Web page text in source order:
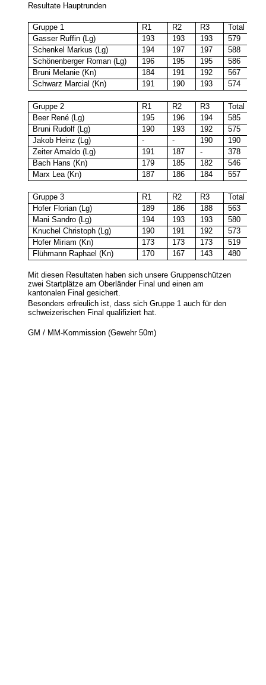
Resultate Hauptrunden
Gruppe 1 R1 R2 R3
Total
Gasser Ruffin (Lg)
193 193 193
579
Schenkel Markus (Lg)
194 197 197
588
Schönenberger Roman (Lg)
196 195 195
586
Bruni Melanie (Kn)
184 191 192
567
Schwarz Marcial (Kn)
191 190 193 574
Gruppe 2 R1 R2 R3
Total
Beer René (Lg)
195 196 194
585
Bruni Rudolf (Lg)
190 193 192
575
Jakob Heinz (Lg)
- - 190
190
Zeiter Arnaldo (Lg)
191 187 -
378
Bach Hans (Kn)
179 185 182
546
Marx Lea (Kn)
187 186 184 557
Gruppe 3 R1 R2 R3
Total
Hofer Florian (Lg)
189 186 188
563
Mani Sandro (Lg)
194 193 193
580
Knuchel Christoph (Lg)
190 191 192
573
Hofer Miriam (Kn)
173 173 173
519
Flühmann Raphael (Kn)
170 167 143 480
Mit diesen Resultaten haben sich unsere Gruppenschützen
zwei Startplätze am Oberländer Final und einen am
kantonalen Final gesichert.
Besonders erfreulich ist, dass sich Gruppe 1 auch für den
schweizerischen Final qualifiziert hat.
GM / MM-Kommission (Gewehr 50m)